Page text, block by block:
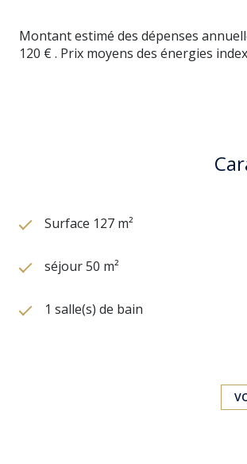
Montant estimé des dépenses
120 € . Prix moyens des énergies
Surface 127 m²
séjour 50 m²
1 salle(s) de bain